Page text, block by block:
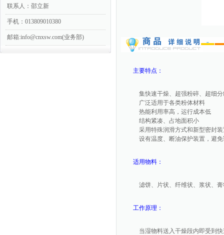
联系人：邵立新
手机：013809010380
邮箱:info@cnxsw.com(业务部)
主要特点：
集快速干燥、超强粉碎、超细分
广泛适用于各类粉体材料
热能利用率高，运行成本低
结构紧凑、占地面积小
采用特殊润滑方式和新型密封
设有温度、断油保护装置，避
适用物料：
滤饼、片状、纤维状、浆状、
工作原理：
当湿物料送入干燥段内即受到